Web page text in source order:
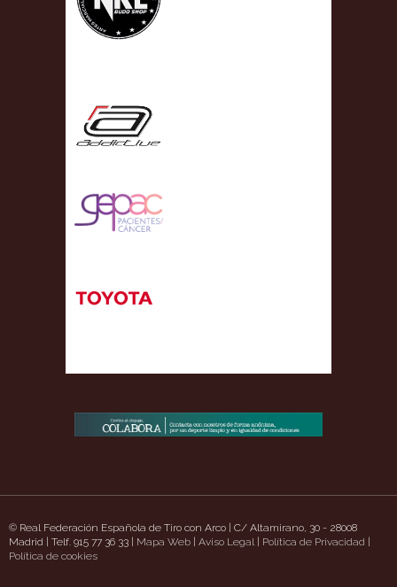
© Real Federación Española de Tiro con Arco | C/ Altamirano, 30 - 28008
Madrid | Telf. 915 77 36 33 | Mapa Web Aviso Legal| Política de Privacidad
Política de cookies